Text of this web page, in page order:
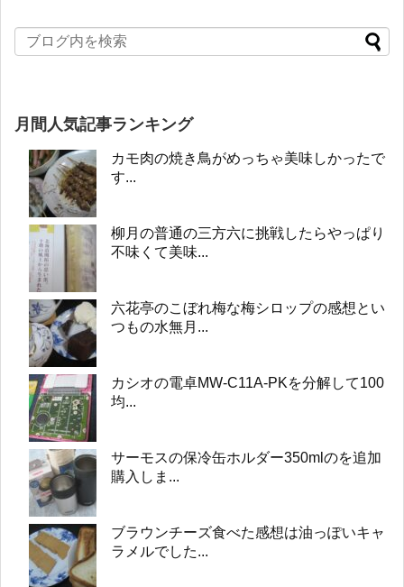
月間人気記事ランキング
カモ肉の焼き鳥がめっちゃ美味しかったで
す...
柳月の普通の三方六に挑戦したらやっぱり
不味くて美味...
六花亭のこぼれ梅な梅シロップの感想とい
つもの水無月...
カシオの電卓MW-C11A-PKを分解して100
均...
サーモスの保冷缶ホルダー350mlのを追加
購入しま...
ブラウンチーズ食べた感想は油っぽいキャ
ラメルでした...